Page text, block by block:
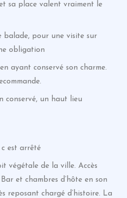
sa place valent vraiment le
balade, pour une visite sur
obligation
ayant conservé son charme.
conservé, un haut lieu
est arrêté
végétale de la ville. Accès
et chambres d’hôte en son
reposant chargé d’histoire. La